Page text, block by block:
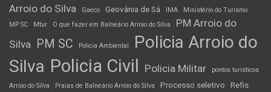
Arroio do Silva
Gaeco Geovânia de Sá IMA
Ministério do Turismo
MP SC
Mtur O que fazer em Balneário Arroio do Silva
PM Arroio do
Silva
PM SC Policia Ambiental
Policia Arroio do
Silva Policia Civil Policia Militar
pontos turísticos
Arroio do Silva
Praias de Balneário Arroio do Silva Processo seletivo Refis